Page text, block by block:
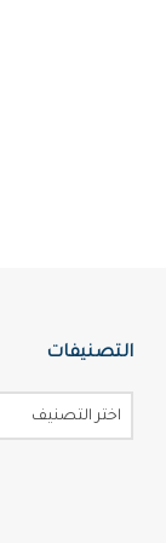
التصنيفات
اختر التصنيف